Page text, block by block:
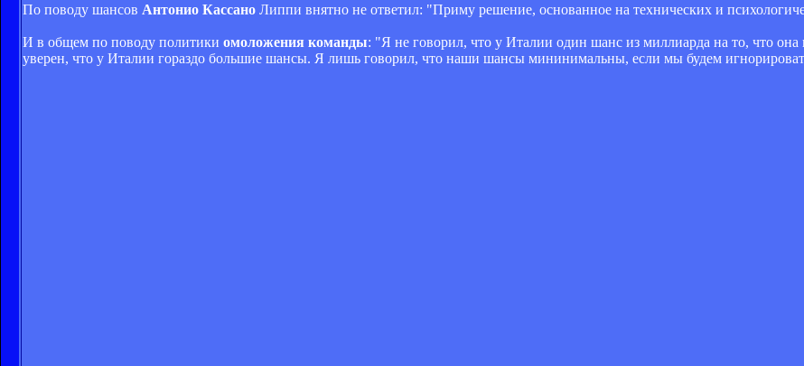
По поводу шансов Антонио Кассано Липпи внятно не ответил: "Приму решение, основанное на технических и
И в общем по поводу политики омоложения команды: "Я не говорил, что у Италии один шанс из миллиарда на то, что
уверен, что у Италии гораздо большие шансы. Я лишь говорил, что наши шансы мининимальны, если мы будем